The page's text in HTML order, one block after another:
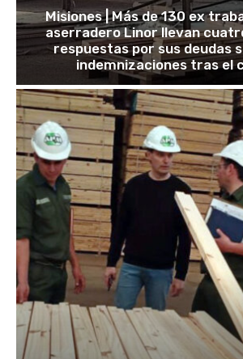
Misiones | Más de 130 ex
aserradero Linor llevan
respuestas por sus deudas
indemnizaciones tras el